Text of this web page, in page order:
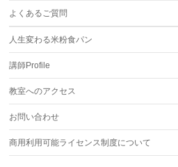
よくあるご質問
人生変わる米粉食パン
講師Profile
教室へのアクセス
お問い合わせ
商用利用可能ライセンス制度について